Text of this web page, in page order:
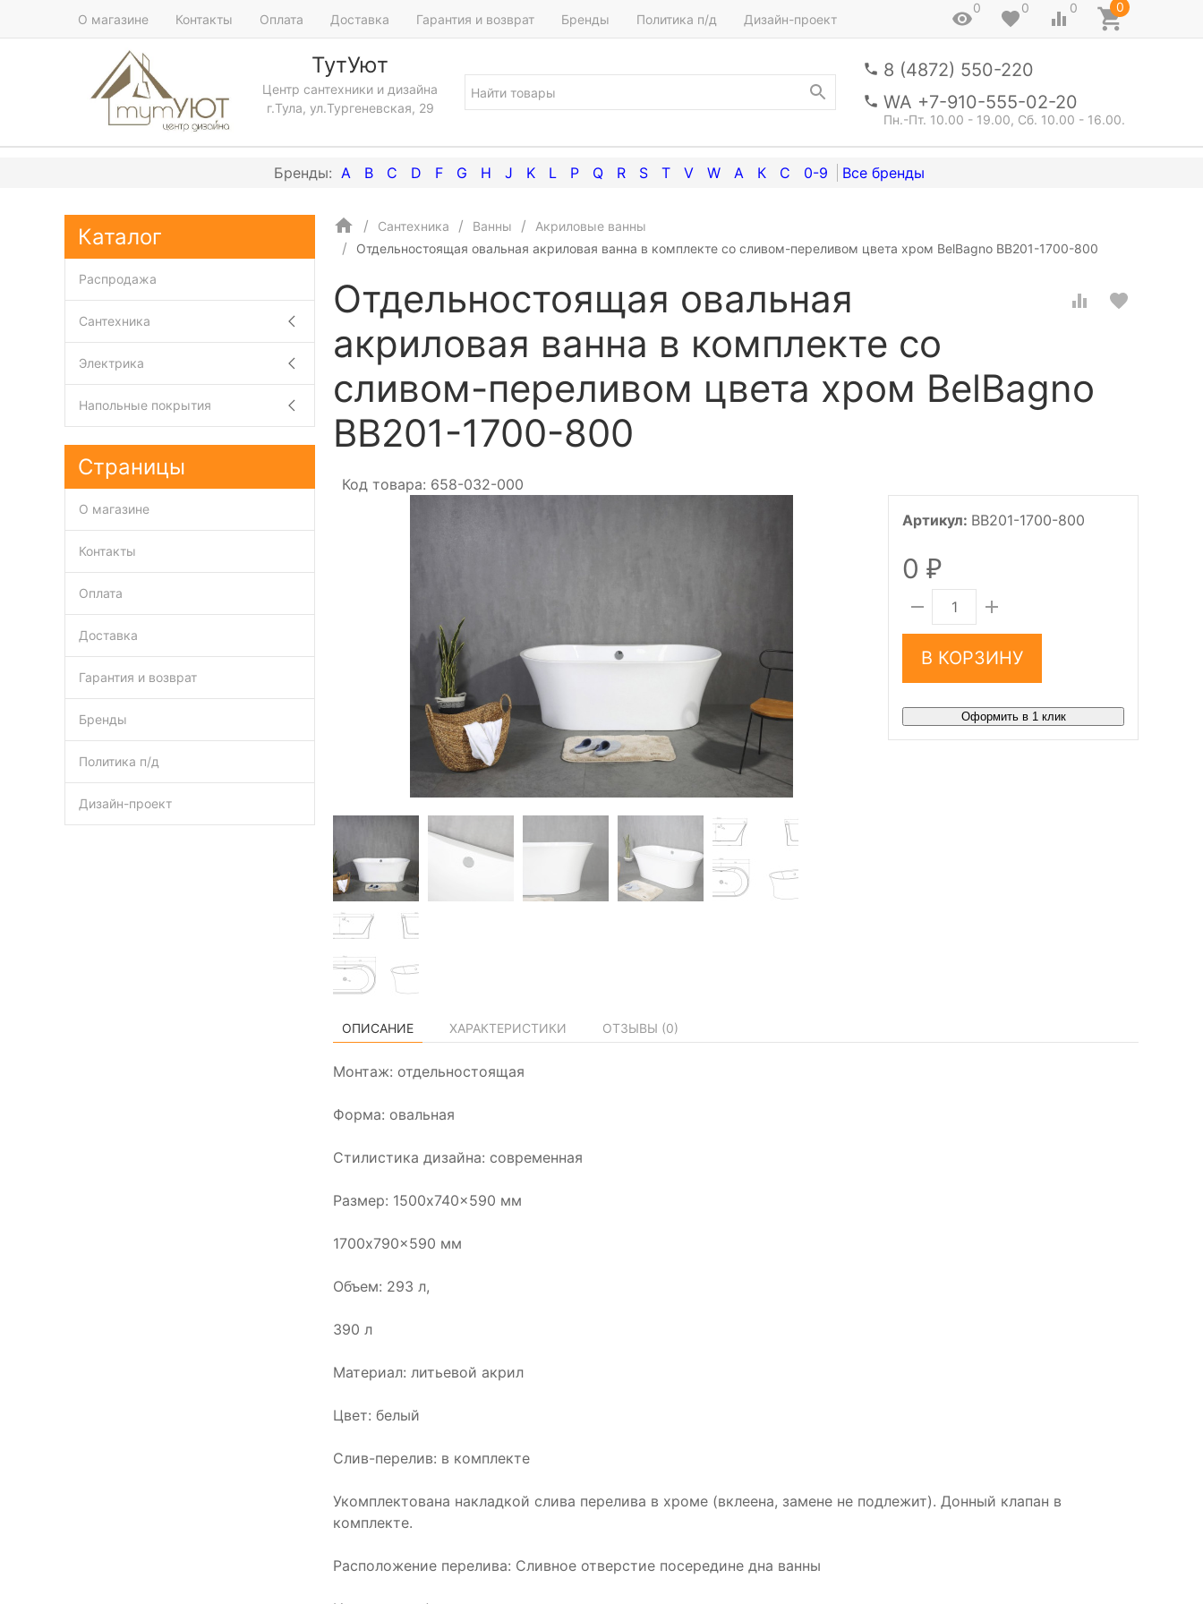
О магазине Контакты Оплата Доставка Гарантия и возврат Бренды Политика п/д Дизайн-проект
0 0 0 0
ТутУют
Центр сантехники и дизайна
г.Тула, ул.Тургеневская, 29
8 (4872) 550-220
WA +7-910-555-02-20
Пн.-Пт. 10.00 - 19.00, Сб. 10.00 - 16.00.
A B C D F G H J K L P Q R S T V W А К С 0-9
Сантехника Ванны
Акриловые ванны
Отдельностоящая овальная акриловая ванна в комплекте со сливом-переливом цвета хром BelBagno BB201-1700-800
Отдельностоящая овальная
акриловая ванна в комплекте со
сливом-переливом цвета хром BelBagno
BB201-1700-800
Код товара: 658-032-000
Артикул: BB201-1700-800
0 ₽
В КОРЗИНУ
Оформить в 1 клик
ОПИСАНИЕ ХАРАКТЕРИСТИКИ ОТЗЫВЫ (0)
Монтаж: отдельностоящая
Форма: овальная
Стилистика дизайна: современная
Размер: 1500x740x590 мм
1700x790x590 мм
Объем: 293 л,
390 л
Материал: литьевой акрил
Цвет: белый
Слив-перелив: в комплекте
Укомплектована накладкой слива перелива в хроме (вклеена, замене не подлежит). Донный клапан в
комплекте.
Расположение перелива: Сливное отверстие посередине дна ванны
Каталог
Распродажа
Сантехника
Электрика
Напольные покрытия
Страницы
О магазине
Контакты
Оплата
Доставка
Гарантия и возврат
Бренды
Политика п/д
Дизайн-проект